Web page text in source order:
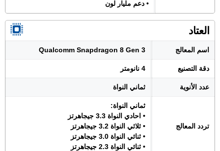
• دعم مليار لون
العتاد
اسم المعالج Qualcomm Snapdragon 8 Gen 3
دقة التصنيع 4 نانومتر
عدد الأنوية ثماني النواة
تردد المعالج
ثماني النواة:
• احادي النواة 3.3 جيجاهرتز
• ثلاثي النواة 3.2 جيجاهرتز
• ثنائي النواة 3.0 جيجاهرتز
• ثنائي النواة 2.3 جيجاهرتز